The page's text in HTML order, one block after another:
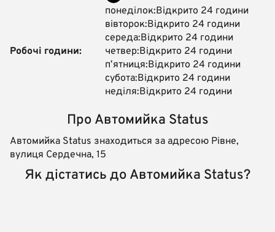
Робочі години:
понеділок:Відкрито 24 години
вівторок:Відкрито 24 години
середа:Відкрито 24 години
четвер:Відкрито 24 години
пʼятниця:Відкрито 24 години
субота:Відкрито 24 години
неділя:Відкрито 24 години
Про Автомийка Status
Автомийка Status знаходиться за адресою Рівне,
вулиця Сердечна, 15
Як дістатись до Автомийка Status?